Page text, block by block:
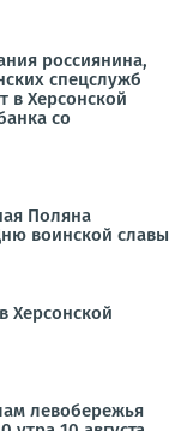
россиянина,
спецслужб
в Херсонской
со
Поляна
воинской славы
Херсонской
левобережья